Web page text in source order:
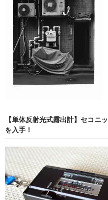
【単体反射光式露出計】セコニ
を入手！